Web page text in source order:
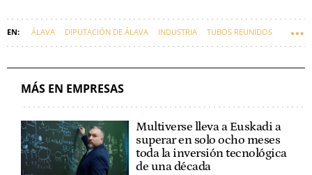
ÁLAVA DIPUTACIÓN DE ÁLAVA INDUSTRIA TUBOS REUNIDOS
MÁS EN EMPRESAS
Multiverse lleva a Euskadi a
superar en solo ocho meses
toda la inversión tecnológica
de una década